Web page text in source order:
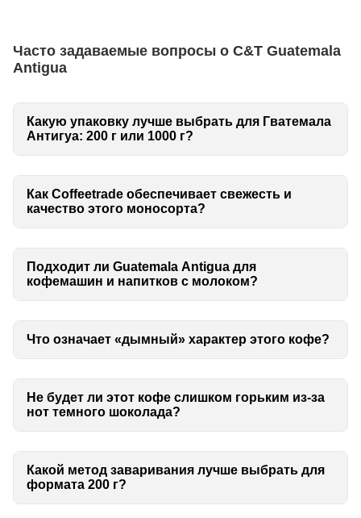
Часто задаваемые вопросы о C&T Guatemala
Antigua
Какую упаковку лучше выбрать для Гватемала
Антигуа: 200 г или 1000 г?
Как Coffeetrade обеспечивает свежесть и
качество этого моносорта?
Подходит ли Guatemala Antigua для
кофемашин и напитков с молоком?
Что означает «дымный» характер этого кофе?
Не будет ли этот кофе слишком горьким из-за
нот темного шоколада?
Какой метод заваривания лучше выбрать для
формата 200 г?